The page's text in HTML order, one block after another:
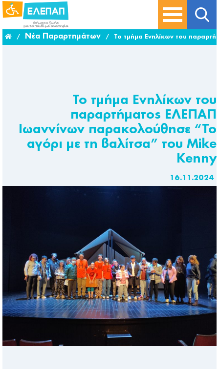
/ Νέα Παραρτημάτων / Το τμήμα Ενηλίκων του
Το τμήμα Ενηλίκων του
παραρτήματος ΕΛΕΠΑΠ
Ιωαννίνων παρακολούθησε “Το
αγόρι με τη βαλίτσα” του Μike
Kenny
16.11.2024